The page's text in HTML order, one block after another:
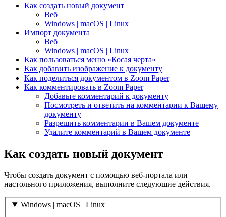
Как создать новый документ
Веб
Windows | macOS | Linux
Импорт документа
Веб
Windows | macOS | Linux
Как пользоваться меню «Косая черта»
Как добавить изображение к документу
Как поделиться документом в Zoom Paper
Как комментировать в Zoom Paper
Добавьте комментарий к документу
Посмотреть и ответить на комментарии к Вашему
документу
Разрешить комментарии в Вашем документе
Удалите комментарий в Вашем документе
Как создать новый документ
Чтобы создать документ с помощью веб-портала или
настольного приложения, выполните следующие действия.
Windows | macOS | Linux